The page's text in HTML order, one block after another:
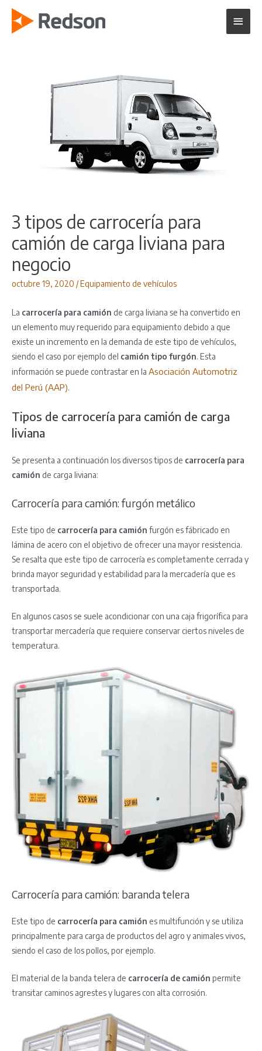
contenido
Menú
3 tipos de carrocería para
camión de carga liviana para
negocio
octubre 19, 2020 /Equipamiento de vehículos
La carrocería para camión de carga liviana se ha convertido en
un elemento muy requerido para equipamiento debido a que
existe un incremento en la demanda de este tipo de vehículos,
siendo el caso por ejemplo del camión tipo furgón. Esta
información se puede contrastar en la Asociación Automotriz
del Perú (AAP).
Tipos de carrocería para camión de carga
liviana
Se presenta a continuación los diversos tipos de carrocería para
camión de carga liviana:
Carrocería para camión: furgón metálico
Este tipo de carrocería para camión furgón es fábricado en
lámina de acero con el objetivo de ofrecer una mayor resistencia.
Se resalta que este tipo de carrocería es completamente cerrada y
brinda mayor seguridad y estabilidad para la mercadería que es
transportada.
En algunos casos se suele acondicionar con una caja frigorífica para
transportar mercadería que requiere conservar ciertos niveles de
temperatura.
Carrocería para camión: baranda telera
Este tipo de carrocería para camión es multifunción y se utiliza
principalmente para carga de productos del agro y animales vivos,
siendo el caso de los pollos, por ejemplo.
El material de la banda telera de carrocería de camión permite
transitar caminos agrestes y lugares con alta corrosión.